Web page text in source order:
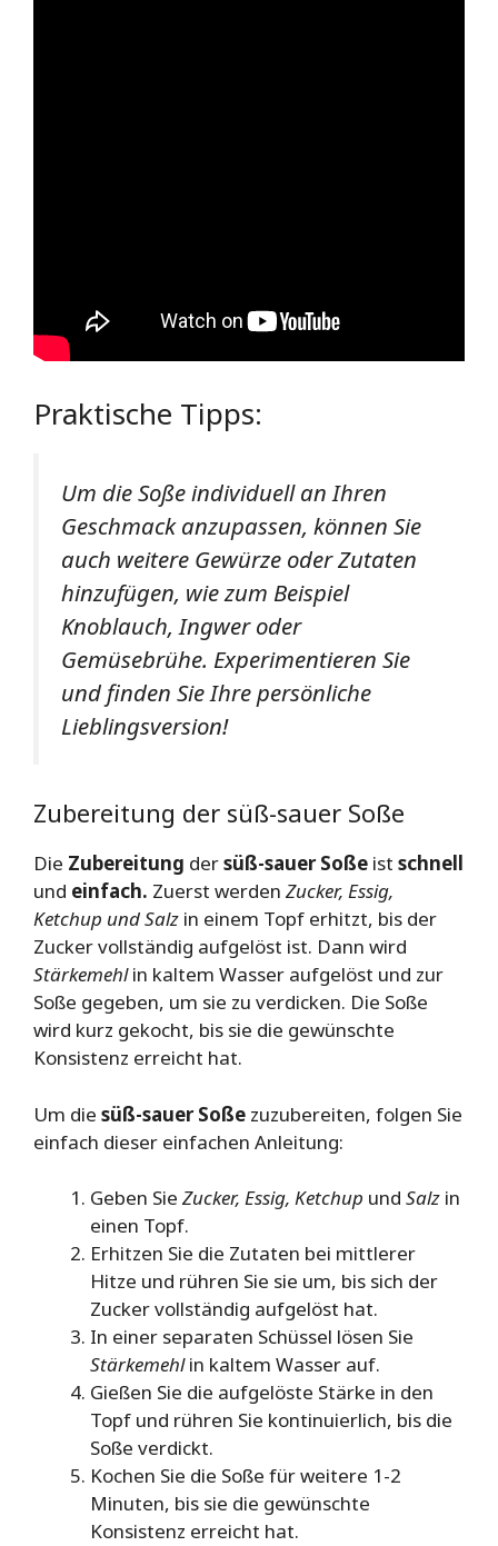
Praktische Tipps:
Um die Soße individuell an Ihren
Geschmack anzupassen, können Sie
auch weitere Gewürze oder Zutaten
hinzufügen, wie zum Beispiel
Knoblauch, Ingwer oder
Gemüsebrühe. Experimentieren Sie
und finden Sie Ihre persönliche
Lieblingsversion!
Zubereitung der süß-sauer Soße
Die Zubereitung dersüß-sauer Soße ist schnell
und einfach. Zuerst werden Zucker, Essig,
Ketchup und Salz in einem Topf erhitzt, bis der
Zucker vollständig aufgelöst ist. Dann wird
Stärkemehlin kaltem Wasser aufgelöst und zur
Soße gegeben, um sie zu verdicken. Die Soße
wird kurz gekocht, bis sie die gewünschte
Konsistenz erreicht hat.
Um die süß-sauer Soße zuzubereiten, folgen Sie
einfach dieser einfachen Anleitung:
Geben Sie Zucker, Essig, Ketchup und Salz in
einen Topf.
Erhitzen Sie die Zutaten bei mittlerer
Hitze und rühren Sie sie um, bis sich der
Zucker vollständig aufgelöst hat.
In einer separaten Schüssel lösen Sie
Stärkemehlin kaltem Wasser auf.
Gießen Sie die aufgelöste Stärke in den
Topf und rühren Sie kontinuierlich, bis die
Soße verdickt.
Kochen Sie die Soße für weitere 1-2
Minuten, bis sie die gewünschte
Konsistenz erreicht hat.